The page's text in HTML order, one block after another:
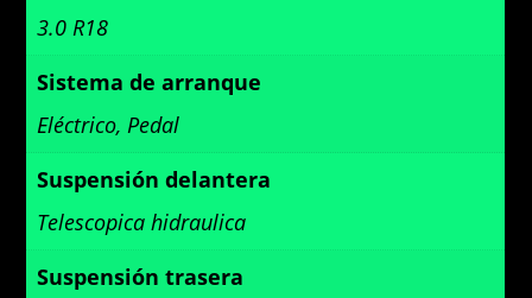
3.0 R18
Sistema de arranque
Eléctrico, Pedal
Suspensión delantera
Telescopica hidraulica
Suspensión trasera